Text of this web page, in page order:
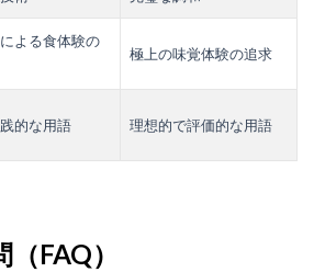
よる食体験の
極上の味覚体験の追求
的な用語 理想的で評価的な用語
FAQ）